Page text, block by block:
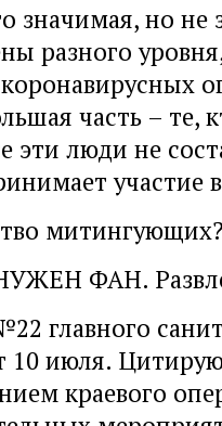
значимая, но не
разного
часть – те,
эти люди не
участие
ФАН.
главного
10 июля.
краевого